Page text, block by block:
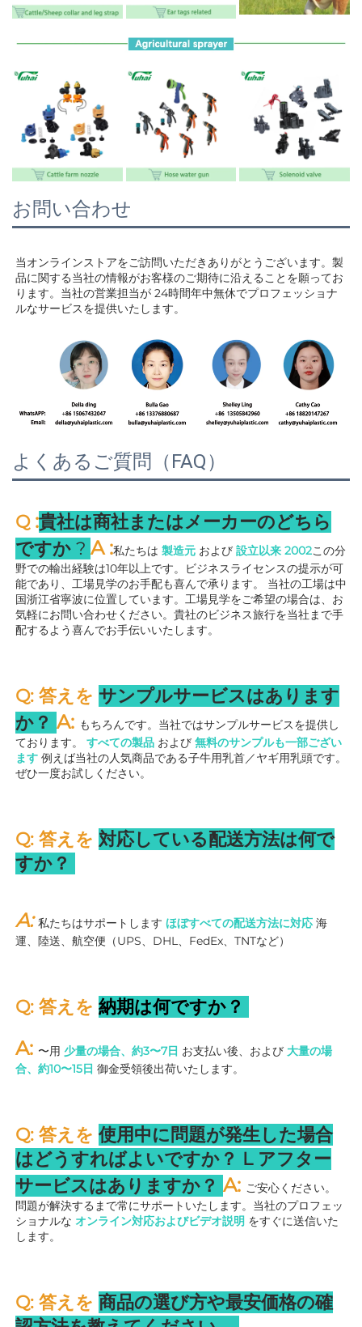
お問い合わせ
当オンラインストアをご訪問いただきありがとうございます。製
品に関する当社の情報がお客様のご期待に沿えることを願ってお
ります。当社の営業担当が 24時間年中無休でプロフェッショナ
ルなサービスを提供いたします。
よくあるご質問（FAQ）
Q :貴社は商社またはメーカーのどちら
ですか ? A :私たちは 製造元 および 設立以来 2002この分
野での輸出経験は10年以上です。ビジネスライセンスの提示が可
能であり、工場見学のお手配も喜んで承ります。 当社の工場は中
国浙江省寧波に位置しています。工場見学をご希望の場合は、お
気軽にお問い合わせください。貴社のビジネス旅行を当社まで手
配するよう喜んでお手伝いいたします。
Q: 答えを サンプルサービスはあります
か？ A: もちろんです。当社ではサンプルサービスを提供し
ております。 すべての製品 および 無料のサンプルも一部ござい
ます 例えば当社の人気商品である子牛用乳首／ヤギ用乳頭です。
ぜひ一度お試しください。
Q: 答えを 対応している配送方法は何で
すか？
A: 私たちはサポートします ほぼすべての配送方法に対応 海
運、陸送、航空便（UPS、DHL、FedEx、TNTなど）
Q: 答えを 納期は何ですか？
A: 〜用 少量の場合、約3〜7日 お支払い後、および 大量の場
合、約10〜15日 御金受領後出荷いたします。
Q: 答えを 使用中に問題が発生した場合
はどうすればよいですか？ L アフター
サービスはありますか？ A: ご安心ください。
問題が解決するまで常にサポートいたします。当社のプロフェッ
ショナルな オンライン対応およびビデオ説明 をすぐに送信いた
します。
Q: 答えを 商品の選び方や最安価格の確